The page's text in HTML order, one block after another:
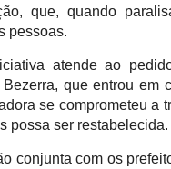
que, quando
pessoas.
atende ao
que entrou em
se comprometeu a
possa ser restabelecida.
conjunta com os